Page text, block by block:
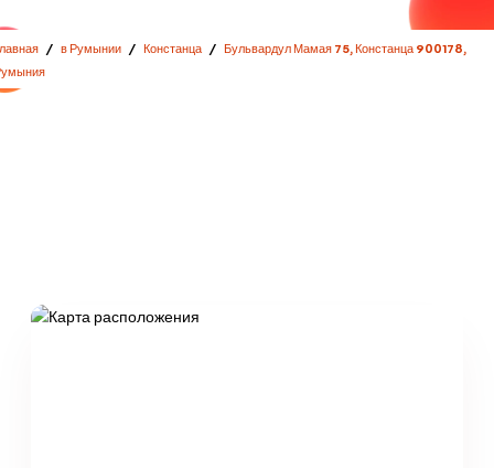
/ в Румынии / Констанца / Бульвардул Мамая 75, Констанца 900178,